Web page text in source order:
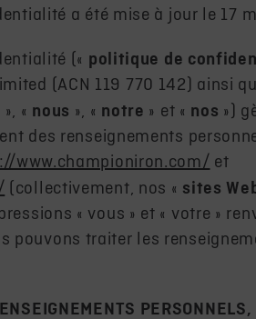
a été mise à jour le 17
(« politique de
(ACN 119 770 142) ainsi
», « nous », « notre » et « nos »)
des renseignements
www.championiron.com/ et
(collectivement, nos « sites
« vous » et « votre »
pouvons traiter les